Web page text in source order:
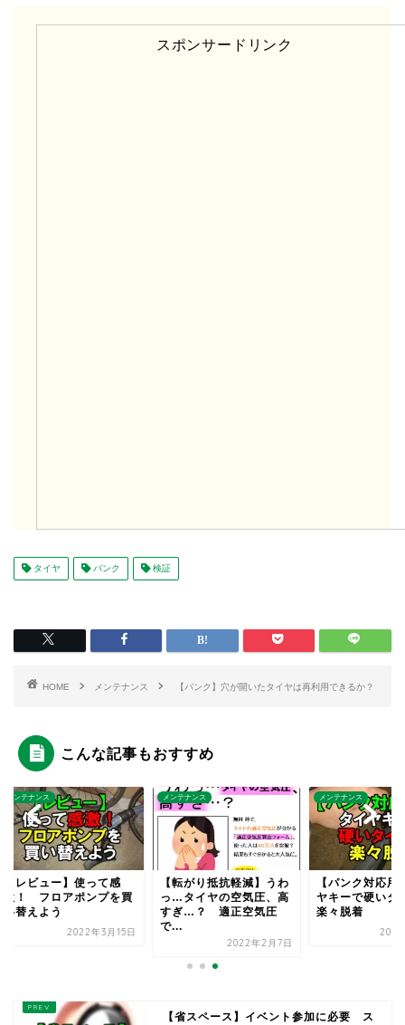
スポンサードリンク
タイヤ パンク 検証
HOME メンテナンス 【パンク】穴が開いたタイヤは再利用できるか？
こんな記事もおすすめ
ナンス
ビュー】使って感
フロアポンプを買
えよう
2022年3月15日
メンテナンス
【転がり抵抗軽減】うわ
っ…タイヤの空気圧、高
すぎ…？ 適正空気圧
2022年2月7日
メンテナンス
【パンク対応用品】
ヤキーで硬いタイヤ
楽々脱着
2022年4
【省スペース】イベント参加に必要 ス